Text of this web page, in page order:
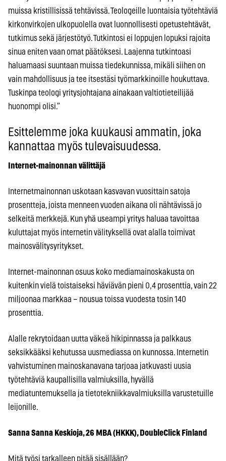
muissa kristillisissä tehtävissä. Teologeille luontaisia työtehtäviä
kirkonvirkojen ulkopuolella ovat luonnollisesti opetustehtävät,
tutkimus sekä järjestötyö. Tutkintosi ei loppujen lopuksi rajoita
sinua eniten vaan omat päätöksesi. Laajenna tutkintoasi
haluamaasi suuntaan muissa tiedekunnissa, mikäli siihen on
vain mahdollisuus ja tee itsestäsi työmarkkinoille houkuttava.
Tuskinpa teologi yritysjohtajana ainakaan valtiotieteilijää
huonompi olisi.”
Esittelemme joka kuukausi ammatin, joka
kannattaa myös tulevaisuudessa.
Internet-mainonnan välittäjä
Internetmainonnan uskotaan kasvavan vuosittain satoja
prosentteja, joista menneen vuoden aikana oli nähtävissä jo
selkeitä merkkejä. Kun yhä useampi yritys haluaa tavoittaa
kuluttajat myös internetin välityksellä ovat alalla toimivat
mainosvälitysyritykset.
Internet-mainonnan osuus koko mediamainoskakusta on
kuitenkin vielä toistaiseksi häviävän pieni 0,4 prosenttia, vain 22
miljoonaa markkaa – nousua toissa vuodesta tosin 140
prosenttia.
Alalle rekrytoidaan uutta väkeä hikipinnassa ja palkkaus
seksikkääksi kehutussa uusmediassa on kunnossa. Internetin
vahvistuminen mainoskanavana tarjoaa jatkuvasti uusia
työtehtäviä kaupallisilla valmiuksilla, hyvällä
mediatuntemuksella ja tietotekniikkavalmiuksilla varustetuille
leijonille.
Sanna Sanna Keskioja, 26 MBA (HKKK), DoubleClick Finland
Mitä työsi tarkalleen pitää sisällään?